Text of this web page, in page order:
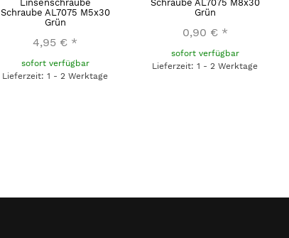
Linsenschraube
Schraube AL7075 M5x30
Grün
4,95 € *
sofort verfügbar
Lieferzeit: 1 - 2 Werktage
Schraube AL7075 M8x30
Grün
0,90 € *
sofort verfügbar
Lieferzeit: 1 - 2 Werktage